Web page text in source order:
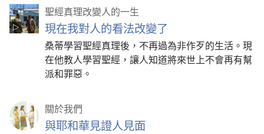
聖經真理改變人的一生
現在我對人的看法改變了
桑蒂學習聖經真理後，不再過為非作歹的生活。現
在他教人學習聖經，讓人知道將來世上不會再有幫
派和罪惡。
關於我們
與耶和華見證人見面